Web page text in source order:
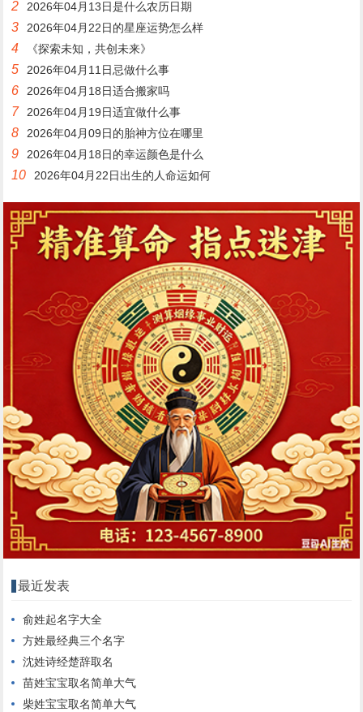
2 2026年04月13日是什么农历日期
3 2026年04月22日的星座运势怎么样
4 《探索未知，共创未来》
5 2026年04月11日忌做什么事
6 2026年04月18日适合搬家吗
7 2026年04月19日适宜做什么事
8 2026年04月09日的胎神方位在哪里
9 2026年04月18日的幸运颜色是什么
10 2026年04月22日出生的人命运如何
最近发表
俞姓起名字大全
方姓最经典三个名字
沈姓诗经楚辞取名
苗姓宝宝取名简单大气
柴姓宝宝取名简单大气